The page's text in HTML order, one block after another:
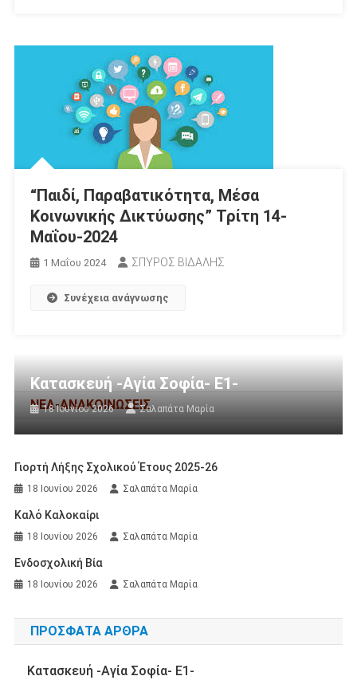
“Παιδί, Παραβατικότητα, Μέσα
Κοινωνικής Δικτύωσης” Τρίτη 14-
Μαΐου-2024
1 Μαΐου 2024 ΣΠΥΡΟΣ ΒΙΔΑΛΗΣ
Συνέχεια ανάγνωσης
ΝΕΑ-ΑΝΑΚΟΙΝΩΣΕΙΣ
Κατασκευή -Αγία Σοφία- Ε1-
18 Ιουνίου 2026 Σαλαπάτα Μαρία
Γιορτή Λήξης Σχολικού Έτους 2025-26
18 Ιουνίου 2026 Σαλαπάτα Μαρία
Καλό Καλοκαίρι
18 Ιουνίου 2026 Σαλαπάτα Μαρία
Ενδοσχολική Βία
18 Ιουνίου 2026 Σαλαπάτα Μαρία
ΠΡΌΣΦΑΤΑ ΆΡΘΡΑ
Κατασκευή -Αγία Σοφία- Ε1-